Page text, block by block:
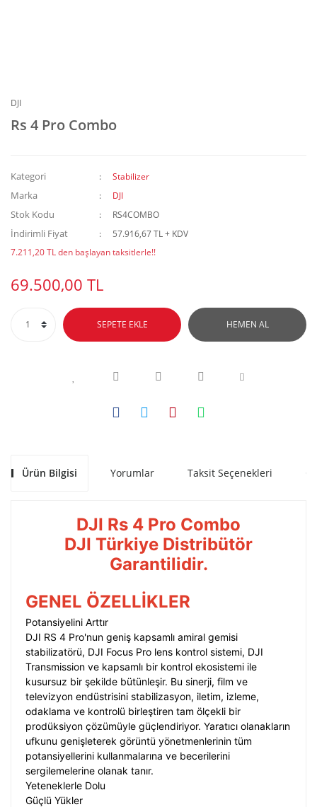
DJI
Rs 4 Pro Combo
Kategori Stabilizer
Marka DJI
Stok Kodu RS4COMBO
İndirimli Fiyat
57.916,67 TL + KDV
7.211,20 TL den başlayan taksitlerle!!
69.500,00 TL
SEPETE EKLE HEMEN AL
Ürün Bilgisi Yorumlar Taksit Seçenekleri
DJI Rs 4 Pro Combo
DJI Türkiye Distribütör
Garantilidir.
GENEL ÖZELLİKLER
Potansiyelini Arttır
DJI RS 4 Pro'nun geniş kapsamlı amiral gemisi
stabilizatörü, DJI Focus Pro lens kontrol sistemi, DJI
Transmission ve kapsamlı bir kontrol ekosistemi ile
kusursuz bir şekilde bütünleşir. Bu sinerji, film ve
televizyon endüstrisini stabilizasyon, iletim, izleme,
odaklama ve kontrolü birleştiren tam ölçekli bir
prodüksiyon çözümüyle güçlendiriyor. Yaratıcı olanakların
ufkunu genişleterek görüntü yönetmenlerinin tüm
potansiyellerini kullanmalarına ve becerilerini
sergilemelerine olanak tanır.
Yeteneklerle Dolu
Güçlü Yükler